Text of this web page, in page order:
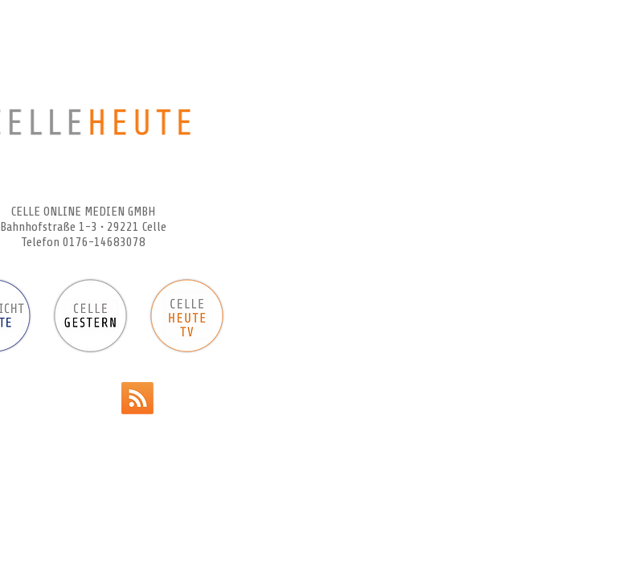
CELLE ONLINE MEDIEN GMBH
Bahnhofstraße 1-3 • 29221 Celle
Telefon 0176-14683078